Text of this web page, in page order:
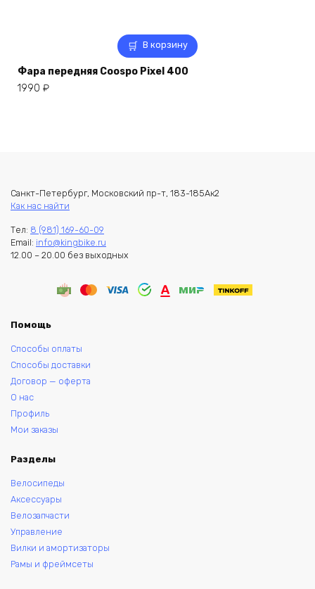
В корзину
Фара передняя Coospo Pixel 400
1990 ₽
Санкт-Петербург, Московский пр-т, 183-185Ак2
Как нас найти
Тел: 8 (981) 169-60-09
Email: info@kingbike.ru
12.00 – 20.00 без выходных
Помощь
Способы оплаты
Способы доставки
Договор — оферта
О нас
Профиль
Мои заказы
Разделы
Велосипеды
Аксессуары
Велозапчасти
Управление
Вилки и амортизаторы
Рамы и фреймсеты